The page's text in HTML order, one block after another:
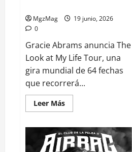
MgzMag
19 junio, 2026
0
Gracie Abrams anuncia The
Look at My Life Tour, una
gira mundial de 64 fechas
que recorrerá...
Leer Más